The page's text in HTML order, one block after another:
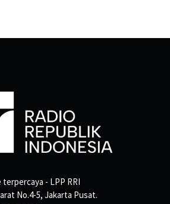
- LPP RRI
No.4-5, Jakarta Pusat.